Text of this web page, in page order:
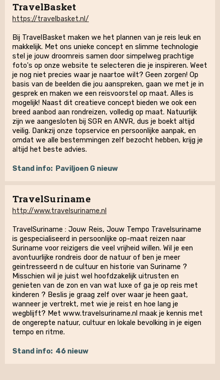
TravelBasket
https://travelbasket.nl/
Bij TravelBasket maken we het plannen van je reis leuk en
makkelijk. Met ons unieke concept en slimme technologie
stel je jouw droomreis samen door simpelweg prachtige
foto's op onze website te selecteren die je inspireren. Weet
je nog niet precies waar je naartoe wilt? Geen zorgen! Op
basis van de beelden die jou aanspreken, gaan we met je in
gesprek en maken we een reisvoorstel op maat. Alles is
mogelijk! Naast dit creatieve concept bieden we ook een
breed aanbod aan rondreizen, volledig op maat. Natuurlijk
zijn we aangesloten bij SGR en ANVR, dus je boekt altijd
veilig. Dankzij onze topservice en persoonlijke aanpak, en
omdat we alle bestemmingen zelf bezocht hebben, krijg je
altijd het beste advies.
Stand info: Paviljoen G nieuw
TravelSuriname
http://www.travelsuriname.nl
TravelSuriname : Jouw Reis, Jouw Tempo Travelsuriname
is gespecialiseerd in persoonlijke op-maat reizen naar
Suriname voor reizigers die veel vrijheid willen. Wil je een
avontuurlijke rondreis door de natuur of ben je meer
geintresseerd n de cultuur en historie van Suriname ?
Misschien wil je juist wel hoofdzakelijk uitrusten en
genieten van de zon en van wat luxe of ga je op reis met
kinderen ? Beslis je graag zelf over waar je heen gaat,
wanneer je vertrekt, met wie je reist en hoe lang je
wegblijft? Met www.travelsuriname.nl maak je kennis met
de ongerepte natuur, cultuur en lokale bevolking in je eigen
tempo en ritme.
Stand info: 46 nieuw